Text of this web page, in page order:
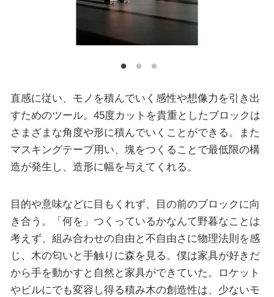
直感に従い、モノを積んでいく感性や想像力を引き出
すためのツール。45度カットを貴重としたブロックは
さまざまな角度や形に積んでいくことができる。また
マスキングテープ用い、塊をつくることで最低限の構
造が発生し、造形に幅を与えてくれる。
目的や意味などに目もくれず、目の前のブロックに向
き合う。「何を」つくっているかなんて野暮なことは
考えず、組み合わせの自由と不自由さに物理法則を感
じ、木の匂いと手触りに森を見る。僕は家具が好きだ
から手を動かすと自然と家具ができていた。ロケット
やビルにでも変容し得る積み木の創造性は、少ないモ